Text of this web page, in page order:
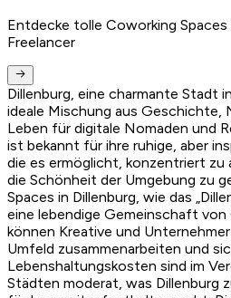
Entdecke tolle Coworking
Freelancer
Dillenburg, eine charmante Stadt
ideale Mischung aus Geschichte,
Leben für digitale Nomaden und
ist bekannt für ihre ruhige, aber
die es ermöglicht, konzentriert zu
die Schönheit der Umgebung zu
Spaces in Dillenburg, wie das
eine lebendige Gemeinschaft
können Kreative und
Umfeld zusammenarbeiten und
Lebenshaltungskosten sind im
Städten moderat, was Dillenburg